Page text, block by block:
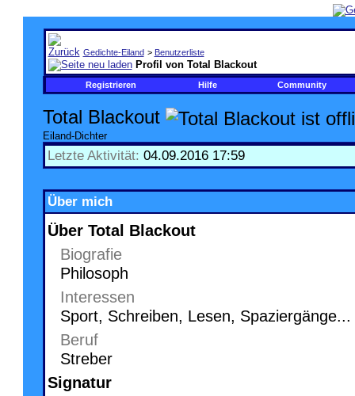
Gedichte-Eiland > Benutzerliste
Profil von Total Blackout
Registrieren Hilfe Community
Total Blackout
Eiland-Dichter
Letzte Aktivität: 04.09.2016 17:59
Über mich
Über Total Blackout
Biografie
Philosoph
Interessen
Sport, Schreiben, Lesen, Spaziergänge...
Beruf
Streber
Signatur